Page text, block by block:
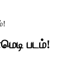
படம்!